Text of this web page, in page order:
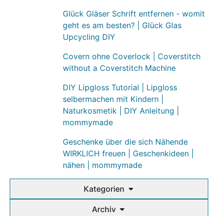
Glück Gläser Schrift entfernen - womit
geht es am besten? | Glück Glas
Upcycling DIY
Covern ohne Coverlock | Coverstitch
without a Coverstitch Machine
DIY Lipgloss Tutorial | Lipgloss
selbermachen mit Kindern |
Naturkosmetik | DIY Anleitung |
mommymade
Geschenke über die sich Nähende
WIRKLICH freuen | Geschenkideen |
nähen | mommymade
Kategorien
Archiv